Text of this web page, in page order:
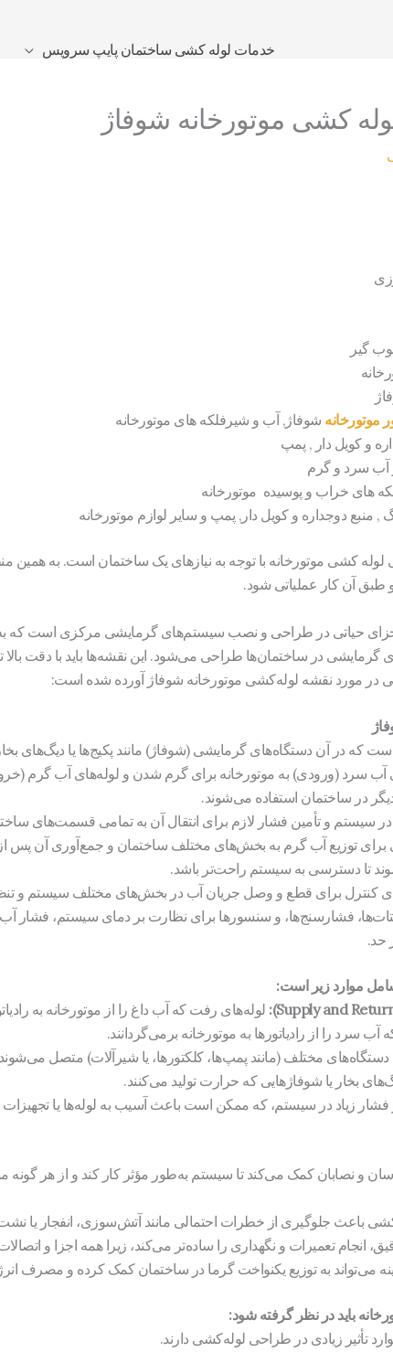
خدمات لوله کشی ساختمان پایپ سرویس
کشی موتورخانه شوفاژ
گیر
موتورخانه شوفاژ, آب و شیرفلکه های موتورخانه
و کویل دار , پمپ
آب سرد و گرم
های خراب و پوسیده موتورخانه
, منبع دوجداره و کویل دار, پمپ و سایر لوازم موتورخانه
کشی موتورخانه با توجه به نیازهای یک ساختمان است. به همین
طبق آن کار عملیاتی شود.
حیاتی در طراحی و نصب سیستم‌های گرمایشی مرکزی است که
گرمایشی در ساختمان‌ها طراحی می‌شود. این نقشه‌ها باید با دقت
در مورد نقشه لوله‌کشی موتورخانه شوفاژ آورده شده است:
که در آن دستگاه‌های گرمایشی (شوفاژ) مانند پکیج‌ها یا دیگ‌های
آب سرد (ورودی) به موتورخانه برای گرم شدن و لوله‌های آب گرم
در ساختمان استفاده می‌شوند.
سیستم و تأمین فشار لازم برای انتقال آن به تمامی قسمت‌های
توزیع آب گرم به بخش‌های مختلف ساختمان و جمع‌آوری آن پس از
تا دسترسی به سیستم راحت‌تر باشد.
کنترل برای قطع و وصل جریان آب در بخش‌های مختلف سیستم و
فشارسنج‌ها، و سنسورها برای نظارت بر دمای سیستم، فشار
حد.
موارد زیر است:
لوله‌های رفت که آب داغ را از موتورخانه به
سرد را از رادیاتورها به موتورخانه برمی‌گردانند.
دستگاه‌های مختلف (مانند پمپ‌ها، کلکتورها، یا شیرآلات) متصل
بخار یا شوفاژهایی که حرارت تولید می‌کنند.
فشار زیاد در سیستم، که ممکن است باعث آسیب به لوله‌ها یا
و نصابان کمک می‌کند تا سیستم به‌طور مؤثر کار کند و از هر گونه
باعث جلوگیری از خطرات احتمالی مانند آتش‌سوزی، انفجار یا
انجام تعمیرات و نگهداری را ساده‌تر می‌کند، زیرا همه اجزا و
می‌تواند به توزیع یکنواخت گرما در ساختمان کمک کرده و مصرف
باید در نظر گرفته شود:
تأثیر زیادی در طراحی لوله‌کشی دارند.